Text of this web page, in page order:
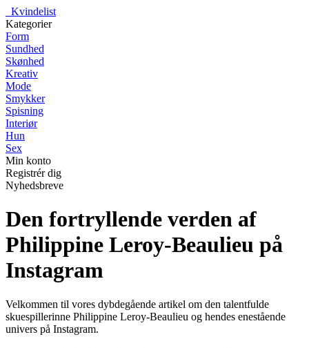
Kvindelist
Kategorier
Form
Sundhed
Skønhed
Kreativ
Mode
Smykker
Spisning
Interiør
Hun
Sex
Min konto
Registrér dig
Nyhedsbreve
Den fortryllende verden af
Philippine Leroy-Beaulieu på
Instagram
Velkommen til vores dybdegående artikel om den talentfulde
skuespillerinne Philippine Leroy-Beaulieu og hendes enestående
univers på Instagram.